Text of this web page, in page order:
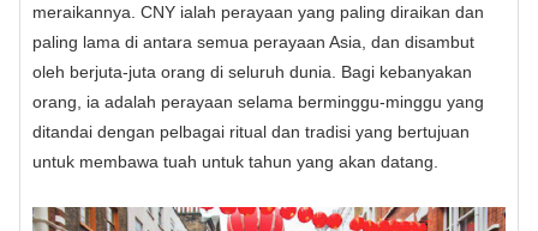
meraikannya. CNY ialah perayaan yang paling diraikan dan
paling lama di antara semua perayaan Asia, dan disambut
oleh berjuta-juta orang di seluruh dunia. Bagi kebanyakan
orang, ia adalah perayaan selama berminggu-minggu yang
ditandai dengan pelbagai ritual dan tradisi yang bertujuan
untuk membawa tuah untuk tahun yang akan datang.